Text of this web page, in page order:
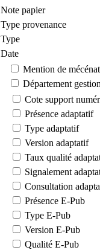
Note papier
Type provenance
Type
Date
Mention de mécénat
Département
Cote support
Présence adaptatif
Type adaptatif
Version adaptatif
Taux qualité
Signalement
Consultation
Présence E-Pub
Type E-Pub
Version E-Pub
Qualité E-Pub